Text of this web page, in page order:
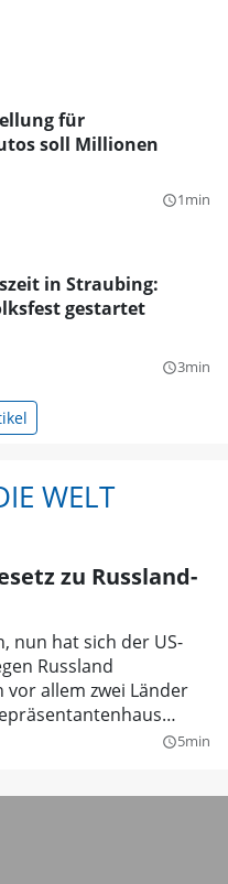
für
soll Millionen
query_builder1min
in Straubing:
gestartet
query_builder3min
WELT
zu Russland-
nun hat sich der US-
Russland
allem zwei Länder
query_builder5min